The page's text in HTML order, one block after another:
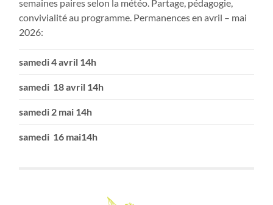
semaines paires selon la météo. Partage, pédagogie,
convivialité au programme. Permanences en avril – mai
2026:
samedi 4 avril 14h
samedi 18 avril 14h
samedi 2 mai 14h
samedi 16 mai14h